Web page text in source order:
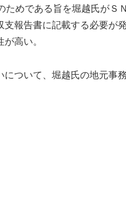
めである旨を堀越氏がＳ
報告書に記載する必要が
高い。
ついて、堀越氏の地元事